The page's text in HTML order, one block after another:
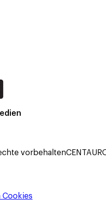
vorbehalten
Cookies